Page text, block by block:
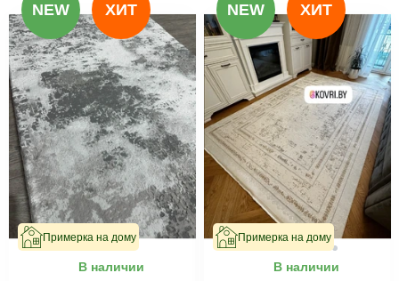
NEW ХИТ
Примерка на дому
В наличии
NEW ХИТ
Примерка на дому
В наличии